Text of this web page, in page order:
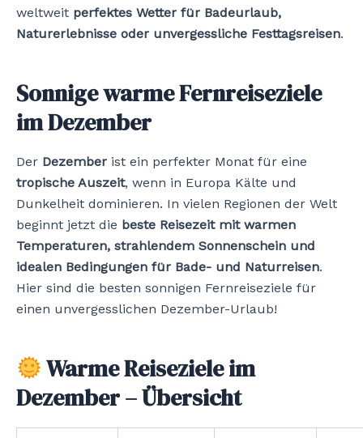
weltweit perfektes Wetter für Badeurlaub,
Naturerlebnisse oder unvergessliche Festtagsreisen.
Sonnige warme Fernreiseziele
im Dezember
Der Dezember ist ein perfekter Monat für eine
tropische Auszeit, wenn in Europa Kälte und
Dunkelheit dominieren. In vielen Regionen der Welt
beginnt jetzt die beste Reisezeit mit warmen
Temperaturen, strahlendem Sonnenschein und
idealen Bedingungen für Bade- und Naturreisen.
Hier sind die besten sonnigen Fernreiseziele für
einen unvergesslichen Dezember-Urlaub!
Warme Reiseziele im
Dezember – Übersicht